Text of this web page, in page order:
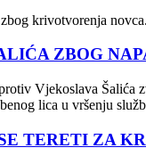
krivotvorenja novca.
ZBOG
Vjekoslava Šalića
lica u vršenju
TERETI ZA